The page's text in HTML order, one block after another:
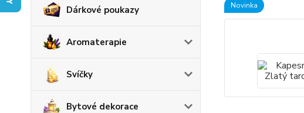
Dárkové poukazy
Aromaterapie
Svíčky
Bytové dekorace
Novinka